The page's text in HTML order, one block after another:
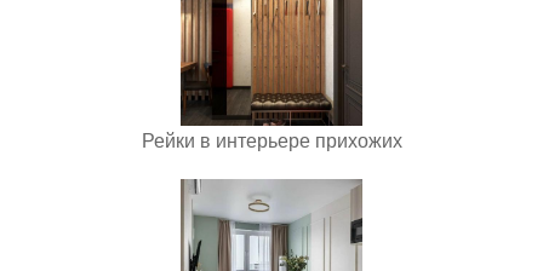
Рейки в интерьере прихожих